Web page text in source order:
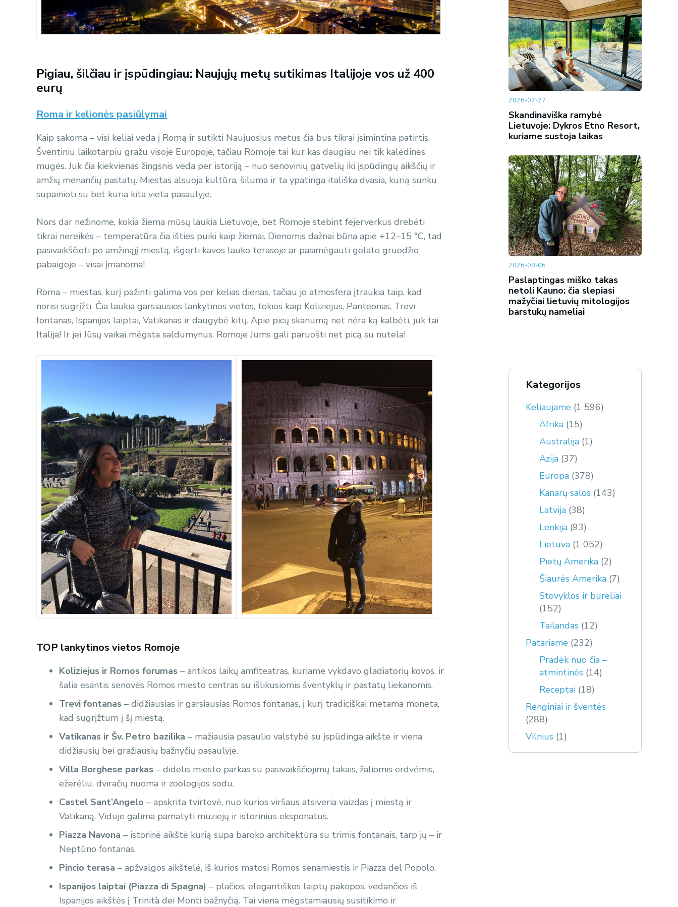
Pigiau, šilčiau ir įspūdingiau: Naujųjų metų sutikimas Italijoje vos už 400
eurų
Roma ir kelionės pasiūlymai
Kaip sakoma – visi keliai veda į Romą ir sutikti Naujuosius metus čia bus tikrai įsimintina patirtis.
Šventiniu laikotarpiu gražu visoje Europoje, tačiau Romoje tai kur kas daugiau nei tik kalėdinės
mugės. Juk čia kiekvienas žingsnis veda per istoriją – nuo senovinių gatvelių iki įspūdingų aikščių ir
amžių menančių pastatų. Miestas alsuoja kultūra, šiluma ir ta ypatinga itališka dvasia, kurią sunku
supainioti su bet kuria kita vieta pasaulyje.
Nors dar nežinome, kokia žiema mūsų laukia Lietuvoje, bet Romoje stebint fejerverkus drebėti
tikrai nereikės – temperatūra čia išties puiki kaip žiemai. Dienomis dažnai būna apie +12–15 °C, tad
pasivaikščioti po amžinąjį miestą, išgerti kavos lauko terasoje ar pasimėgauti gelato gruodžio
pabaigoje – visai įmanoma!
Roma – miestas, kurį pažinti galima vos per kelias dienas, tačiau jo atmosfera įtraukia taip, kad
norisi sugrįžti. Čia laukia garsiausios lankytinos vietos, tokios kaip Koliziejus, Panteonas, Trevi
fontanas, Ispanijos laiptai, Vatikanas ir daugybė kitų. Apie picų skanumą net nėra ką kalbėti, juk tai
Italija! Ir jei Jūsų vaikai mėgsta saldumynus, Romoje Jums gali paruošti net picą su nutela!
TOP lankytinos vietos Romoje
Koliziejus ir Romos forumas – antikos laikų amfiteatras, kuriame vykdavo gladiatorių kovos, ir
šalia esantis senovės Romos miesto centras su išlikusiomis šventyklų ir pastatų liekanomis.
Trevi fontanas – didžiausias ir garsiausias Romos fontanas, į kurį tradiciškai metama moneta,
kad sugrįžtum į šį miestą.
Vatikanas ir Šv. Petro bazilika – mažiausia pasaulio valstybė su įspūdinga aikšte ir viena
didžiausių bei gražiausių bažnyčių pasaulyje.
Villa Borghese parkas – didelis miesto parkas su pasivaikščiojimų takais, žaliomis erdvėmis,
ežerėliu, dviračių nuoma ir zoologijos sodu.
Castel Sant’Angelo – apskrita tvirtovė, nuo kurios viršaus atsiveria vaizdas į miestą ir
Vatikaną. Viduje galima pamatyti muziejų ir istorinius eksponatus.
Piazza Navona – istorinė aikštė kurią supa baroko architektūra su trimis fontanais, tarp jų – ir
Neptūno fontanas.
Pincio terasa – apžvalgos aikštelė, iš kurios matosi Romos senamiestis ir Piazza del Popolo.
Ispanijos laiptai (Piazza di Spagna) – plačios, elegantiškos laiptų pakopos, vedančios iš
Ispanijos aikštės į Trinità dei Monti bažnyčią. Tai viena mėgstamiausių susitikimo ir
2026-07-27
Skandinaviška ramybė
Lietuvoje: Dykros Etno Resort,
kuriame sustoja laikas
2026-08-06
Paslaptingas miško takas
netoli Kauno: čia slepiasi
mažyčiai lietuvių mitologijos
barstukų nameliai
Kategorijos
Keliaujame (1 596)
Afrika (15)
Australija (1)
Azija (37)
Europa (378)
Kanarų salos (143)
Latvija (38)
Lenkija (93)
Lietuva (1 052)
Pietų Amerika (2)
Šiaurės Amerika (7)
Stovyklos ir būreliai
(152)
Tailandas (12)
Patariame (232)
Pradėk nuo čia –
atmintinės (14)
Receptai (18)
Renginiai ir šventės
(288)
Vilnius (1)